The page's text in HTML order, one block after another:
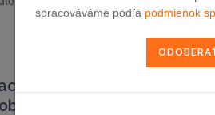
práva v zmluve o
spoločnosti
spracováváme podľa podmienok